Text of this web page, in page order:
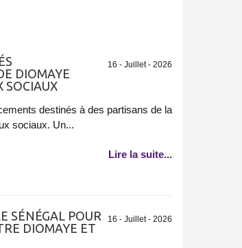
16 - Juillet - 2026
DIOMAYE
SOCIAUX
destinés à des partisans de la
sociaux. Un...
Lire la suite...
16 - Juillet - 2026
SÉNÉGAL POUR
DIOMAYE ET